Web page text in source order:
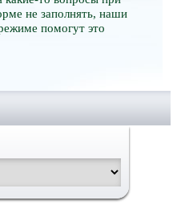
не заполнять, наши
помогут это